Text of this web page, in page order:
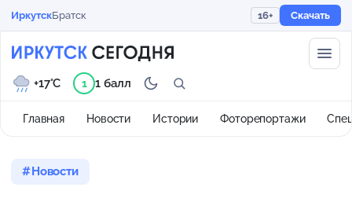
ИркутскБратск 16+ Скачать
Главная Новости Истории Фоторепортажи
+17°C 1 1 балл
Новости